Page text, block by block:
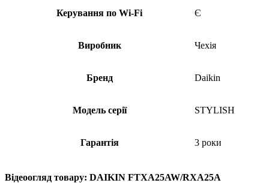
Керування по Wi-Fi Є
Виробник Чехія
Бренд Daikin
Модель серії STYLISH
Гарантія 3 роки
Відеоогляд товару: DAIKIN FTXA25AW/RXA25A